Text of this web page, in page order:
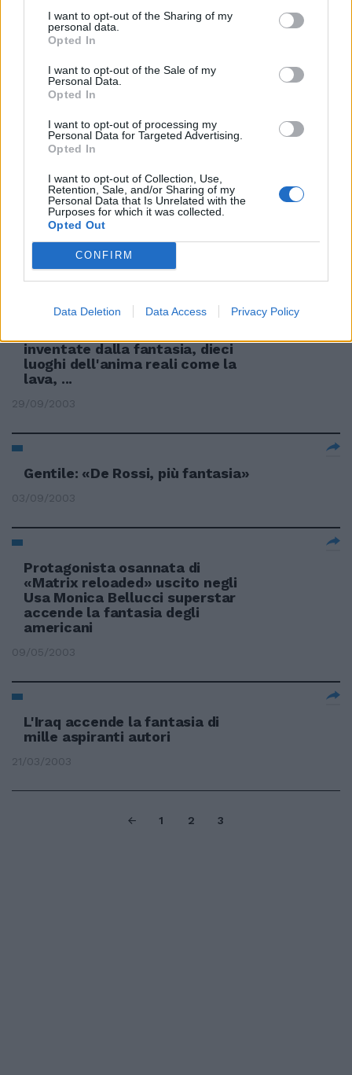
I want to opt-out of the Sharing of my
personal data.
Opted In
I want to opt-out of the Sale of my
Personal Data.
Opted In
I want to opt-out of processing my
Personal Data for Targeted Advertising.
Opted In
I want to opt-out of Collection, Use,
Retention, Sale, and/or Sharing of my
Personal Data that Is Unrelated with the
Purposes for which it was collected.
Opted Out
CONFIRM
Data Deletion Data Access Privacy Policy
04/01/2004
Mostri d'incassi ma con poca
fantasia Freddy di «Nightmare»
13». Come ai tempi di Zorro e
Maciste
FANTASIA
inventate dalla fantasia, dieci
luoghi dell'anima reali come la
lava, ...
29/09/2003
Gentile: «De Rossi, più fantasia»
03/09/2003
Protagonista osannata di
«Matrix reloaded» uscito negli
Usa Monica Bellucci superstar
accende la fantasia degli
americani
09/05/2003
L'Iraq accende la fantasia di
mille aspiranti autori
21/03/2003
1 2 3